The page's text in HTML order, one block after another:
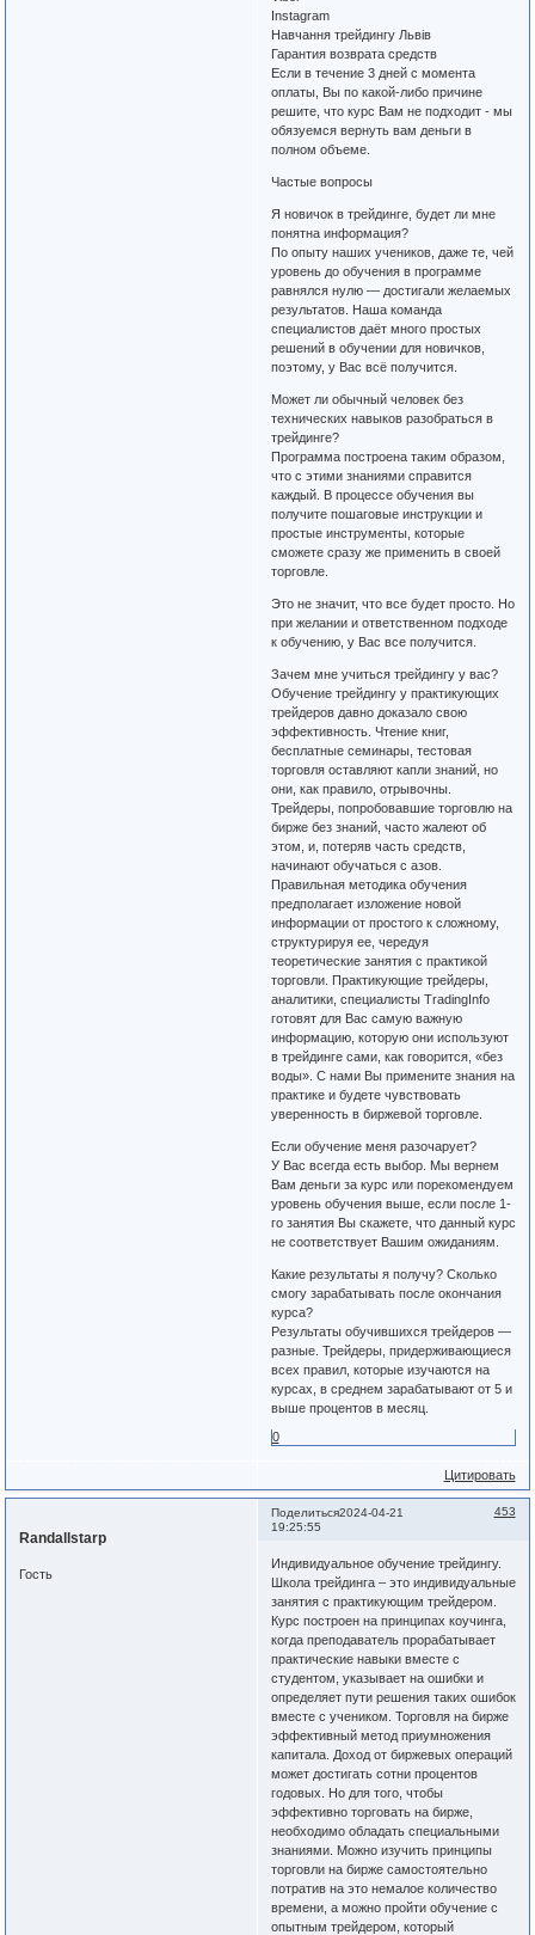
Instagram
Навчання трейдингу Львів
Гарантия возврата средств
Если в течение 3 дней с момента
оплаты, Вы по какой-либо причине
решите, что курс Вам не подходит - мы
обязуемся вернуть вам деньги в
полном объеме.
Частые вопросы
Я новичок в трейдинге, будет ли мне
понятна информация?
По опыту наших учеников, даже те, чей
уровень до обучения в программе
равнялся нулю — достигали желаемых
результатов. Наша команда
специалистов даёт много простых
решений в обучении для новичков,
поэтому, у Вас всё получится.
Может ли обычный человек без
технических навыков разобраться в
трейдинге?
Программа построена таким образом,
что с этими знаниями справится
каждый. В процессе обучения вы
получите пошаговые инструкции и
простые инструменты, которые
сможете сразу же применить в своей
торговле.
Это не значит, что все будет просто. Но
при желании и ответственном подходе
к обучению, у Вас все получится.
Зачем мне учиться трейдингу у вас?
Обучение трейдингу у практикующих
трейдеров давно доказало свою
эффективность. Чтение книг,
бесплатные семинары, тестовая
торговля оставляют капли знаний, но
они, как правило, отрывочны.
Трейдеры, попробовавшие торговлю на
бирже без знаний, часто жалеют об
этом, и, потеряв часть средств,
начинают обучаться с азов.
Правильная методика обучения
предполагает изложение новой
информации от простого к сложному,
структурируя ее, чередуя
теоретические занятия с практикой
торговли. Практикующие трейдеры,
аналитики, специалисты TradingInfo
готовят для Вас самую важную
информацию, которую они используют
в трейдинге сами, как говорится, «без
воды». С нами Вы примените знания на
практике и будете чувствовать
уверенность в биржевой торговле.
Если обучение меня разочарует?
У Вас всегда есть выбор. Мы вернем
Вам деньги за курс или порекомендуем
уровень обучения выше, если после 1-
го занятия Вы скажете, что данный курс
не соответствует Вашим ожиданиям.
Какие результаты я получу? Сколько
смогу зарабатывать после окончания
курса?
Результаты обучившихся трейдеров —
разные. Трейдеры, придерживающиеся
всех правил, которые изучаются на
курсах, в среднем зарабатывают от 5 и
выше процентов в месяц.
0
Цитировать
Поделиться 453
2024-04-21
19:25:55
Randallstarp
Гость
Индивидуальное обучение трейдингу.
Школа трейдинга – это индивидуальные
занятия с практикующим трейдером.
Курс построен на принципах коучинга,
когда преподаватель прорабатывает
практические навыки вместе с
студентом, указывает на ошибки и
определяет пути решения таких ошибок
вместе с учеником. Торговля на бирже
эффективный метод приумножения
капитала. Доход от биржевых операций
может достигать сотни процентов
годовых. Но для того, чтобы
эффективно торговать на бирже,
необходимо обладать специальными
знаниями. Можно изучить принципы
торговли на бирже самостоятельно
потратив на это немалое количество
времени, а можно пройти обучение с
опытным трейдером, который